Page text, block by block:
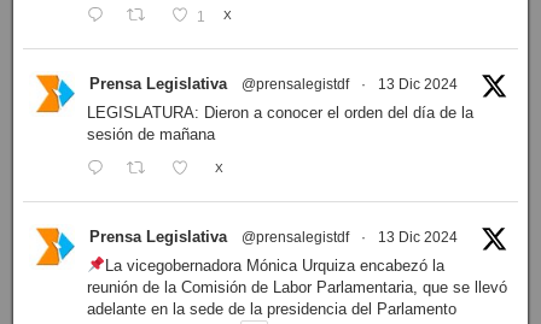
1 X
Prensa Legislativa @prensalegistdf · 13 Dic 2024
LEGISLATURA: Dieron a conocer el orden del día de la
sesión de mañana
X
Prensa Legislativa @prensalegistdf · 13 Dic 2024
La vicegobernadora Mónica Urquiza encabezó la
reunión de la Comisión de Labor Parlamentaria, que se llevó
adelante en la sede de la presidencia del Parlamento